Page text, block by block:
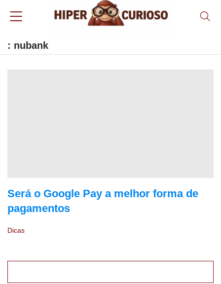
: nubank
Será o Google Pay a melhor forma de
pagamentos
Dicas